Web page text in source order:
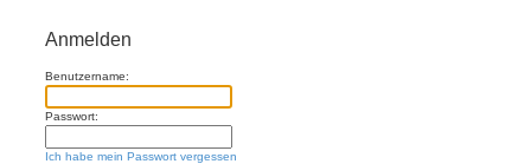
Anmelden
Benutzername:
Passwort:
Ich habe mein Passwort vergessen